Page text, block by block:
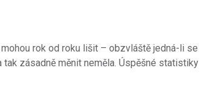
rok od roku lišit – obzvláště jedná-li se
zásadně měnit neměla. Úspěšné statistiky